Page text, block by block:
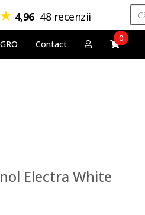
★ 4,96 48 recenzii
Contact
0
Electra White